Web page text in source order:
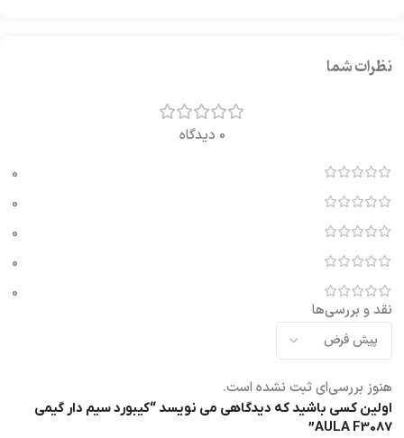
نظرات شما
0 دیدگاه
0
0
0
0
0
نقد و بررسی‌ها
هنوز بررسی‌ای ثبت نشده است.
اولین کسی باشید که دیدگاهی می نویسد “کیبورد سیم دار گیمی
AULA F3087”